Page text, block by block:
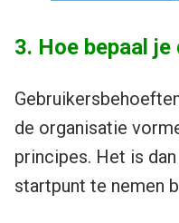
3. Hoe bepaal
de organisatie
principes. Het is
startpunt te nemen